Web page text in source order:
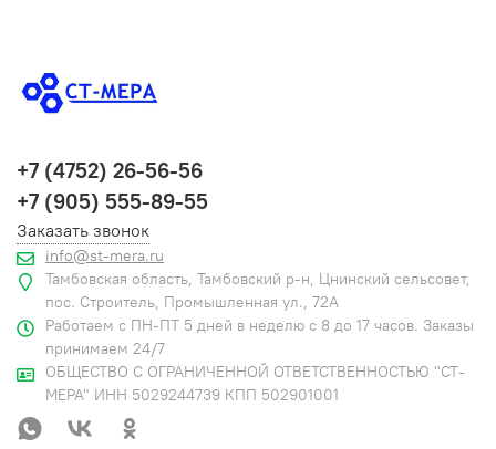
+7 (4752) 26-56-56
+7 (905) 555-89-55
Заказать звонок
info@st-mera.ru
Тамбовская область, Тамбовский р-н, Цнинский сельсовет,
пос. Строитель, Промышленная ул., 72А
Работаем с ПН-ПТ 5 дней в неделю с 8 до 17 часов. Заказы
принимаем 24/7
ОБЩЕСТВО С ОГРАНИЧЕННОЙ ОТВЕТСТВЕННОСТЬЮ "СТ-
МЕРА" ИНН 5029244739 КПП 502901001